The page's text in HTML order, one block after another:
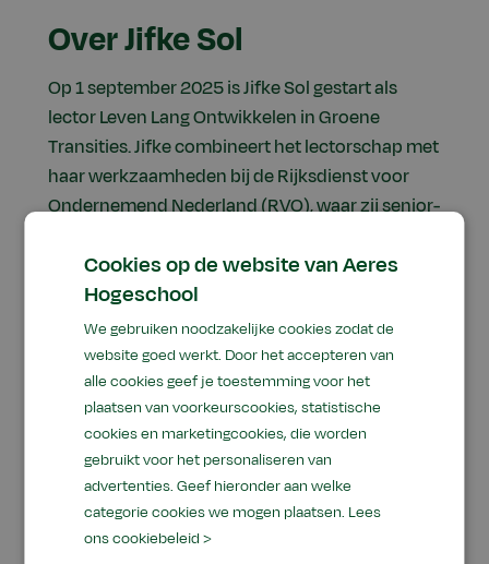
Over Jifke Sol
Op 1 september 2025 is Jifke Sol gestart als
lector Leven Lang Ontwikkelen in Groene
Transities. Jifke combineert het lectorschap met
haar werkzaamheden bij de Rijksdienst voor
Ondernemend Nederland (RVO), waar zij senior-
de energietransitie. Zij ziet dat de samenleving
meer transformatieve capaciteit nodig heeft,
omdat de oude systemen beginnen te knellen
en ongezond zijn voor de mensen, voor de
natuur en voor de toekomst.
In de afgelopen twintig jaar heeft zij in diverse
regionale transities meegewerkt aan het zoeken
naar duurzame antwoorden op complexe
duurzaamheidsvraagstukken. Als onderzoeker,
adviseur, trainer en coach. Het viel haar op dat er
Cookies op de website van Aeres
Hogeschool
We gebruiken noodzakelijke cookies zodat de
website goed werkt. Door het accepteren van
alle cookies geef je toestemming voor het
plaatsen van voorkeurscookies, statistische
cookies en marketingcookies, die worden
gebruikt voor het personaliseren van
advertenties. Geef hieronder aan welke
categorie cookies we mogen plaatsen. Lees
ons cookiebeleid >